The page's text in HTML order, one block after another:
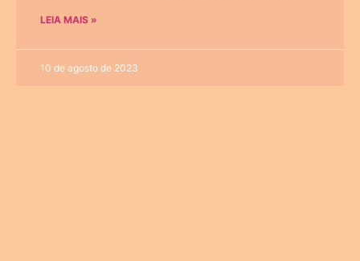
LEIA MAIS »
10 de agosto de 2023